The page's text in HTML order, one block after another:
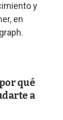
y
en
qué
a